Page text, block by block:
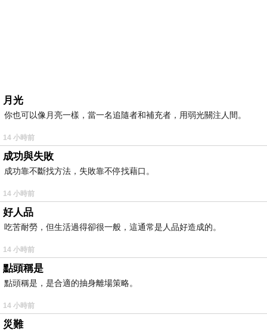
月光
你也可以像月亮一樣，當一名追隨者和補充者，用弱光關注人間。
14 小時前
成功與失敗
成功靠不斷找方法，失敗靠不停找藉口。
14 小時前
好人品
吃苦耐勞，但生活過得卻很一般，這通常是人品好造成的。
14 小時前
點頭稱是
點頭稱是，是合適的抽身離場策略。
14 小時前
災難